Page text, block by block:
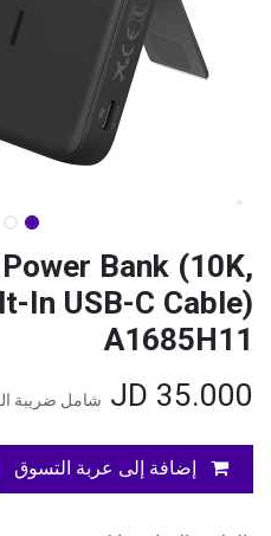
Bank (10K,
In USB-C Cable)
A1685H11
35.000
شامل ضريبة
إضافة إلى عربة التسوق